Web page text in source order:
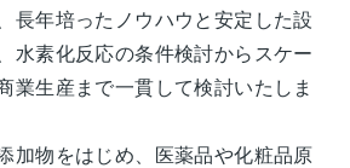
長年培ったノウハウと安定した設
水素化反応の条件検討からスケー
業生産まで一貫して検討いたしま
加物をはじめ、医薬品や化粧品原